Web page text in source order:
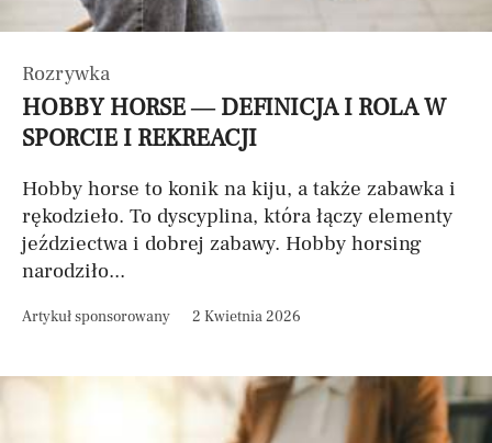
Rozrywka
HOBBY HORSE — DEFINICJA I ROLA W
SPORCIE I REKREACJI
Hobby horse to konik na kiju, a także zabawka i
rękodzieło. To dyscyplina, która łączy elementy
jeździectwa i dobrej zabawy. Hobby horsing
narodziło...
Artykuł sponsorowany 2 Kwietnia 2026